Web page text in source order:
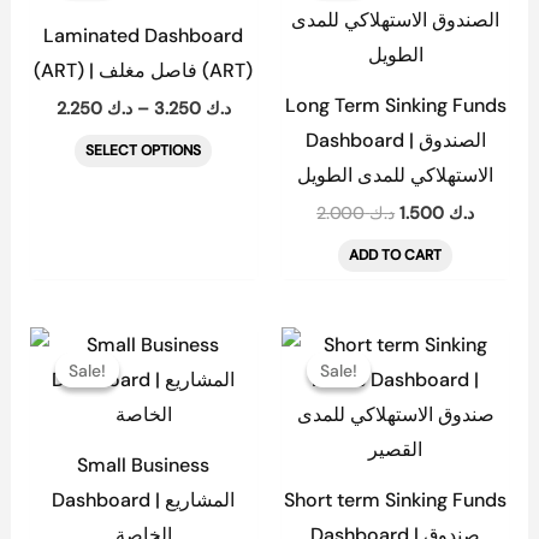
Laminated Dashboard
(ART) | فاصل مغلف (ART)
د.ك 2.250 – د.ك 3.250
د.ك 3.250
SELECT OPTIONS
variants.
The
product
Long Term Sinking Funds
Dashboard | الصندوق
الاستهلاكي للمدى الطويل
د.ك2.000 د.ك
ADD TO CART
Sale!
Sale!
Small Business
Dashboard | المشاريع
Original
price
was:
is:
Sale!
Sale!
Short term Sinking Funds
Original
price
was:
Current
price